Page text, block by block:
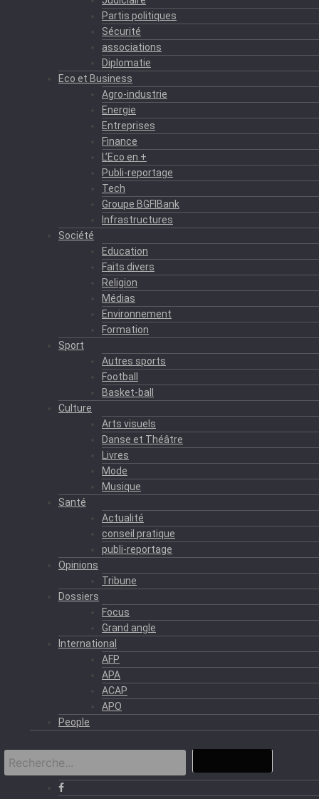
Partis politiques
Sécurité
associations
Diplomatie
Eco et Business
Agro-industrie
Energie
Entreprises
Finance
L’Eco en +
Publi-reportage
Tech
Groupe BGFIBank
Infrastructures
Société
Education
Faits divers
Religion
Médias
Environnement
Formation
Sport
Autres sports
Football
Basket-ball
Culture
Arts visuels
Danse et Théâtre
Livres
Mode
Musique
Santé
Actualité
conseil pratique
publi-reportage
Opinions
Tribune
Dossiers
Focus
Grand angle
International
AFP
APA
ACAP
APO
People